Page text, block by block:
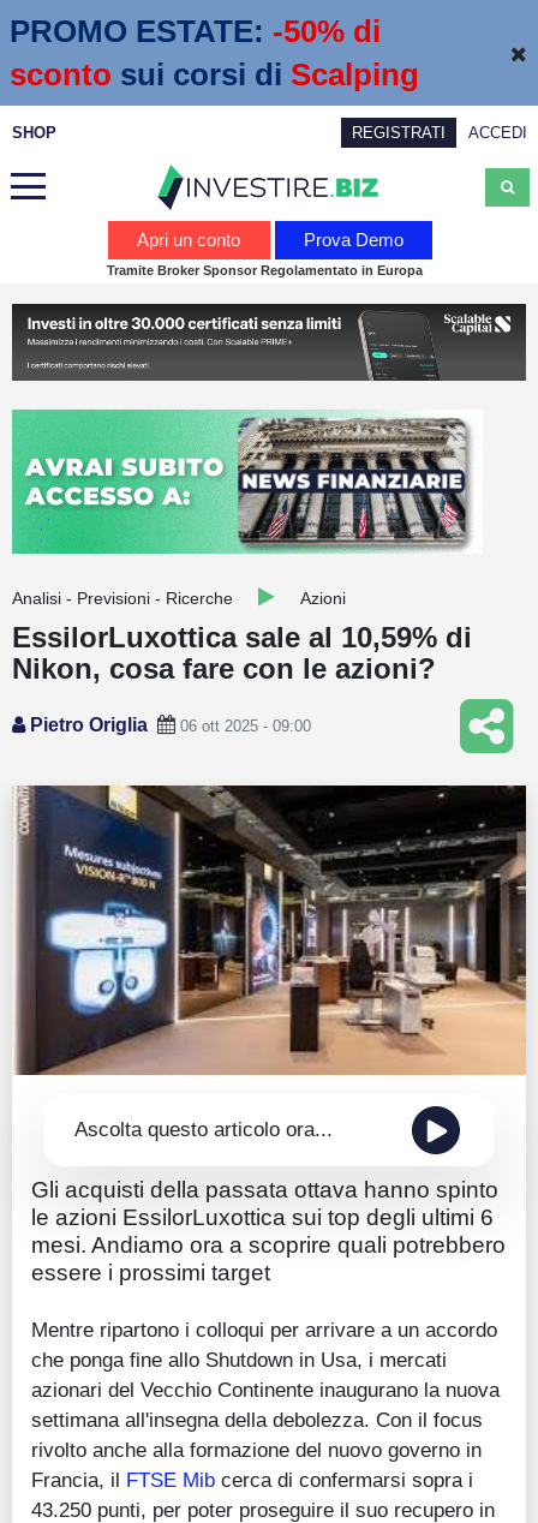
PROMO ESTATE: -50% di
sconto sui corsi di Scalping
SHOP REGISTRATI ACCEDI
Calendario economico
Webinar
Trading
Education
Quotazioni
Conto IG
Guru Monitor
Apri un conto Prova Demo
Tramite Broker Sponsor Regolamentato in Europa
Analisi - Previsioni - Ricerche Azioni
EssilorLuxottica sale al 10,59% di
Nikon, cosa fare con le azioni?
Pietro Origlia 06 ott 2025 - 09:00
Ascolta questo articolo ora...
Gli acquisti della passata ottava hanno spinto
le azioni EssilorLuxottica sui top degli ultimi 6
mesi. Andiamo ora a scoprire quali potrebbero
essere i prossimi target
Mentre ripartono i colloqui per arrivare a un accordo
che ponga fine allo Shutdown in Usa, i mercati
azionari del Vecchio Continente inaugurano la nuova
settimana all'insegna della debolezza. Con il focus
rivolto anche alla formazione del nuovo governo in
Francia, il FTSE Mib cerca di confermarsi sopra i
43.250 punti, per poter proseguire il suo recupero in